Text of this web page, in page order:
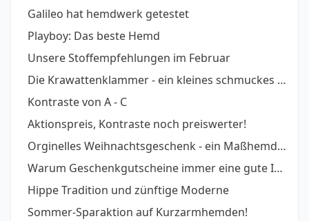
Galileo hat hemdwerk getestet
Playboy: Das beste Hemd
Unsere Stoffempfehlungen im Februar
Die Krawattenklammer - ein kleines schmuckes Helferlein
Kontraste von A - C
Aktionspreis, Kontraste noch preiswerter!
Orginelles Weihnachtsgeschenk - ein Maßhemd zum Fest
Warum Geschenkgutscheine immer eine gute Idee sind
Hippe Tradition und zünftige Moderne
Sommer-Sparaktion auf Kurzarmhemden!